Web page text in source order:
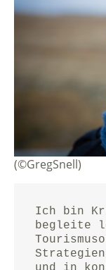
(©GregSnell)
Ich bin
begleite